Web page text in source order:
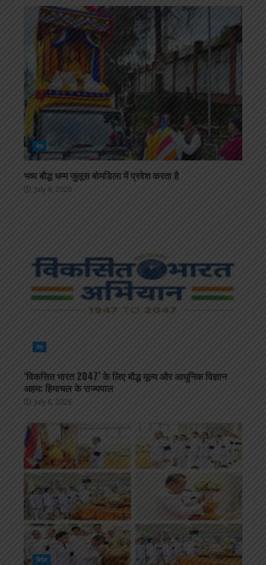
देश
भव्य बौद्ध धम्म जुलूस बोमडिला में प्रवेश करता है
July 6, 2026
देश
‘विकसित भारत 2047’ के लिए बौद्ध मूल्य और आधुनिक विज्ञान
अहम: हिमाचल के राज्यपाल
July 6, 2026
विदेश